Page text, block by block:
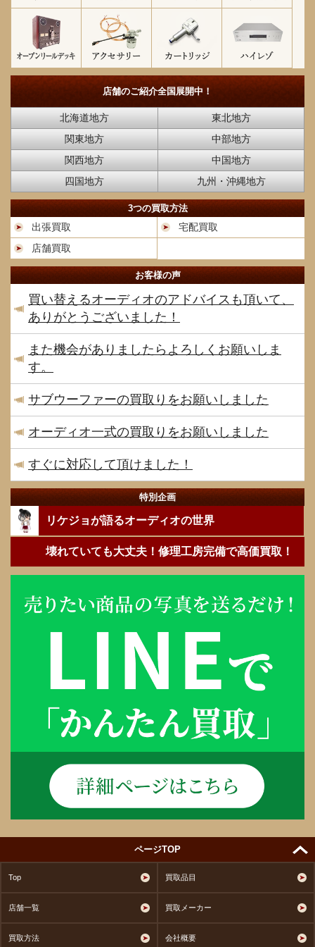
店舗のご紹介全国展開中！
北海道地方
東北地方
関東地方
中部地方
関西地方
中国地方
四国地方
九州・沖縄地方
3つの買取方法
出張買取
宅配買取
店舗買取
お客様の声
買い替えるオーディオのアドバイスも頂いて、
ありがとうございました！
また機会がありましたらよろしくお願いしま
す。
サブウーファーの買取りをお願いしました
オーディオ一式の買取りをお願いしました
すぐに対応して頂けました！
特別企画
リケジョが語るオーディオの世界
壊れていても大丈夫！修理工房完備で高価買取！
ページTOP
Top 買取品目
店舗一覧 買取メーカー
買取方法 会社概要